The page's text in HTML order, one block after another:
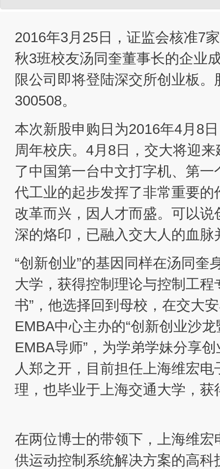
2016年3月25日，证监会核准7
秋3班校友汤同奎董事长的企业
限公司即将登陆深交所创业板。
300508。
本次新股申购日为2016年4月8
周年校庆。4月8日，交大将迎
了中国第一台中文打字机、第
代工业的起步发挥了非常重要
改革而兴，因人才而盛。可以
深的烙印，已融入交大人的血
“创新创业”的基因同样在汤同
大学，获得控制理论与控制工
书”，他选择回到母校，在交大
EMBA中心主办的“创新创业沙
EMBA导师”，为学弟学妹分享
人郑之开，目前担任上海维宏
理，也毕业于上海交通大学，
在两位博士的带领下，上海维
供运动控制系统解决方案的高